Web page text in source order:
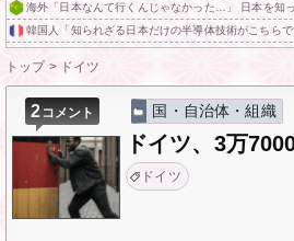
海外「日本なんて行くんじゃなかった…」 日本を知
韓国人「知られざる日本だけの半導体技術がこち
トップ> ドイツ
2コメント 国・自治体・組織
ドイツ、3万
ドイツ